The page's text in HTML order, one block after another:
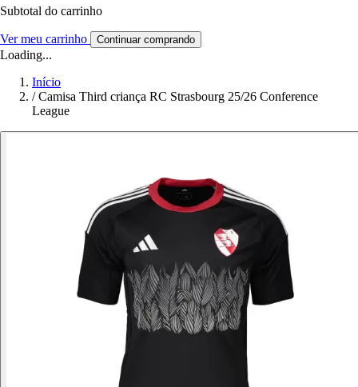
Subtotal do carrinho
Ver meu carrinho Continuar comprando
Loading...
Início
/ Camisa Third criança RC Strasbourg 25/26 Conference
League